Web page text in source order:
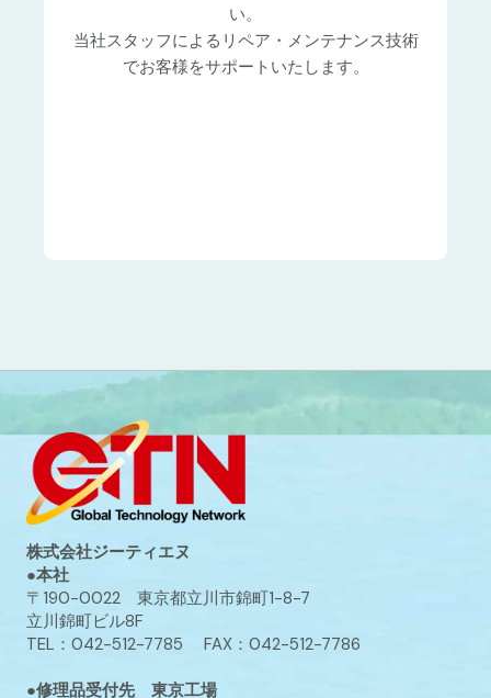
い。
当社スタッフによるリペア・メンテナンス技術
でお客様をサポートいたします。
株式会社ジーティエヌ
●本社
〒190-0022 東京都立川市錦町1-8-7
立川錦町ビル8F
TEL：042-512-7785 FAX：042-512-7786
●修理品受付先 東京工場